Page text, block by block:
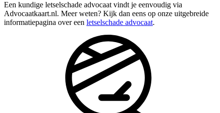
Een kundige letselschade advocaat vindt je eenvoudig via
Advocaatkaart.nl. Meer weten? Kijk dan eens op onze uitgebreide
informatiepagina over een letselschade advocaat.